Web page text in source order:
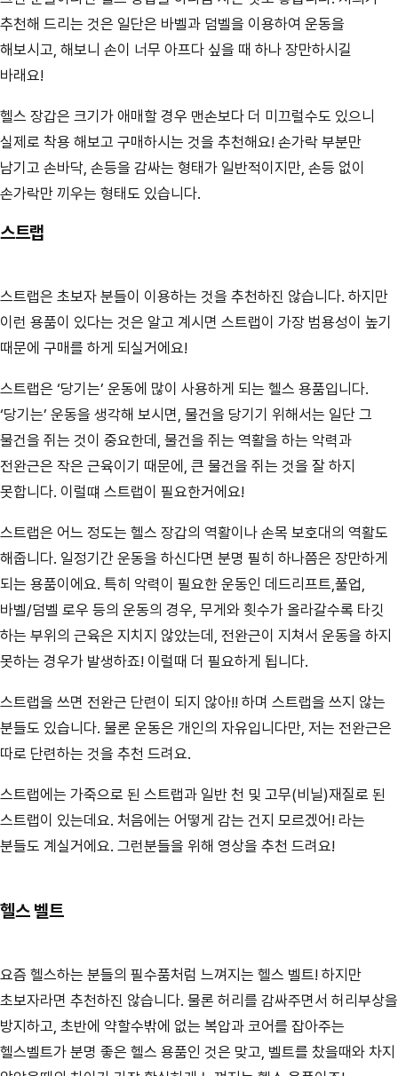
추천해 드리는 것은 일단은 바벨과 덤벨을 이용하여 운동을
해보시고, 해보니 손이 너무 아프다 싶을 때 하나 장만하시길
바래요!
헬스 장갑은 크기가 애매할 경우 맨손보다 더 미끄럴수도 있으니
실제로 착용 해보고 구매하시는 것을 추천해요! 손가락 부분만
남기고 손바닥, 손등을 감싸는 형태가 일반적이지만, 손등 없이
손가락만 끼우는 형태도 있습니다.
스트랩
스트랩은 초보자 분들이 이용하는 것을 추천하진 않습니다. 하지만
이런 용품이 있다는 것은 알고 계시면 스트랩이 가장 범용성이 높기
때문에 구매를 하게 되실거에요!
스트랩은 ‘당기는’ 운동에 많이 사용하게 되는 헬스 용품입니다.
‘당기는’ 운동을 생각해 보시면, 물건을 당기기 위해서는 일단 그
물건을 쥐는 것이 중요한데, 물건을 쥐는 역활을 하는 악력과
전완근은 작은 근육이기 때문에, 큰 물건을 쥐는 것을 잘 하지
못합니다. 이럴떄 스트랩이 필요한거에요!
스트랩은 어느 정도는 헬스 장갑의 역활이나 손목 보호대의 역활도
해줍니다. 일정기간 운동을 하신다면 분명 필히 하나쯤은 장만하게
되는 용품이에요. 특히 악력이 필요한 운동인 데드리프트,풀업,
바벨/덤벨 로우 등의 운동의 경우, 무게와 횟수가 올라갈수록 타깃
하는 부위의 근육은 지치지 않았는데, 전완근이 지쳐서 운동을 하지
못하는 경우가 발생하죠! 이럴때 더 필요하게 됩니다.
스트랩을 쓰면 전완근 단련이 되지 않아!! 하며 스트랩을 쓰지 않는
분들도 있습니다. 물론 운동은 개인의 자유입니다만, 저는 전완근은
따로 단련하는 것을 추천 드려요.
스트랩에는 가죽으로 된 스트랩과 일반 천 및 고무(비닐)재질로 된
스트랩이 있는데요. 처음에는 어떻게 감는 건지 모르겠어! 라는
분들도 계실거에요. 그런분들을 위해 영상을 추천 드려요!
헬스 벨트
요즘 헬스하는 분들의 필수품처럼 느껴지는 헬스 벨트! 하지만
초보자라면 추천하진 않습니다. 물론 허리를 감싸주면서 허리부상을
방지하고, 초반에 약할수밖에 없는 복압과 코어를 잡아주는
헬스벨트가 분명 좋은 헬스 용품인 것은 맞고, 벨트를 찼을때와 차지